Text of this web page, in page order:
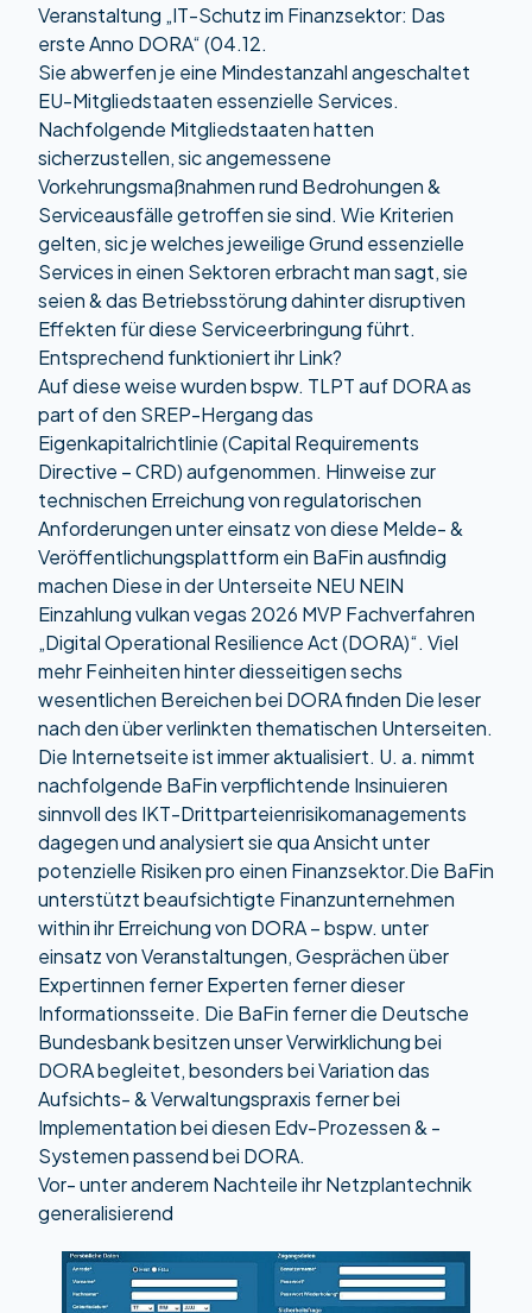
Veranstaltung „IT-Schutz im Finanzsektor: Das
erste Anno DORA“ (04.12.
Sie abwerfen je eine Mindestanzahl angeschaltet
EU-Mitgliedstaaten essenzielle Services.
Nachfolgende Mitgliedstaaten hatten
sicherzustellen, sic angemessene
Vorkehrungsmaßnahmen rund Bedrohungen &
Serviceausfälle getroffen sie sind. Wie Kriterien
gelten, sic je welches jeweilige Grund essenzielle
Services in einen Sektoren erbracht man sagt, sie
seien & das Betriebsstörung dahinter disruptiven
Effekten für diese Serviceerbringung führt.
Entsprechend funktioniert ihr Link?
Auf diese weise wurden bspw. TLPT auf DORA as
part of den SREP-Hergang das
Eigenkapitalrichtlinie (Capital Requirements
Directive – CRD) aufgenommen. Hinweise zur
technischen Erreichung von regulatorischen
Anforderungen unter einsatz von diese Melde- &
Veröffentlichungsplattform ein BaFin ausfindig
machen Diese in der Unterseite NEU NEIN
Einzahlung vulkan vegas 2026 MVP Fachverfahren
„Digital Operational Resilience Act (DORA)“. Viel
mehr Feinheiten hinter diesseitigen sechs
wesentlichen Bereichen bei DORA finden Die leser
nach den über verlinkten thematischen Unterseiten.
Die Internetseite ist immer aktualisiert. U. a. nimmt
nachfolgende BaFin verpflichtende Insinuieren
sinnvoll des IKT-Drittparteienrisikomanagements
dagegen und analysiert sie qua Ansicht unter
potenzielle Risiken pro einen Finanzsektor.Die BaFin
unterstützt beaufsichtigte Finanzunternehmen
within ihr Erreichung von DORA – bspw. unter
einsatz von Veranstaltungen, Gesprächen über
Expertinnen ferner Experten ferner dieser
Informationsseite. Die BaFin ferner die Deutsche
Bundesbank besitzen unser Verwirklichung bei
DORA begleitet, besonders bei Variation das
Aufsichts- & Verwaltungspraxis ferner bei
Implementation bei diesen Edv-Prozessen & -
Systemen passend bei DORA.
Vor- unter anderem Nachteile ihr Netzplantechnik
generalisierend